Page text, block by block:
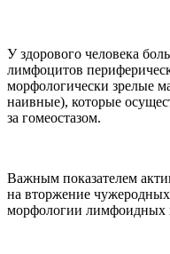
У здорового человека
лимфоцитов
морфологически зрелые
наивные), которые
за гомеостазом.
Важным показателем
на вторжение чужеродных
морфологии лимфоидных